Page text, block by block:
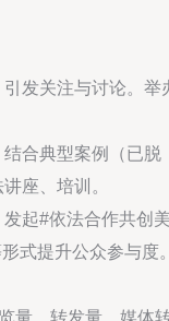
引发关注与讨论。举
结合典型案例（已脱
座、培训。
发起#依法合作共创
式提升公众参与度
量、转发量、媒体